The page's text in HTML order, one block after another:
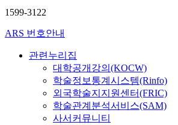
1599-3122
ARS 번호안내
관련누리집
대학공개강의(KOCW)
학술정보통계시스템(Rinfo)
외국학술지지원센터(FRIC)
학술관계분석서비스(SAM)
사서커뮤니티